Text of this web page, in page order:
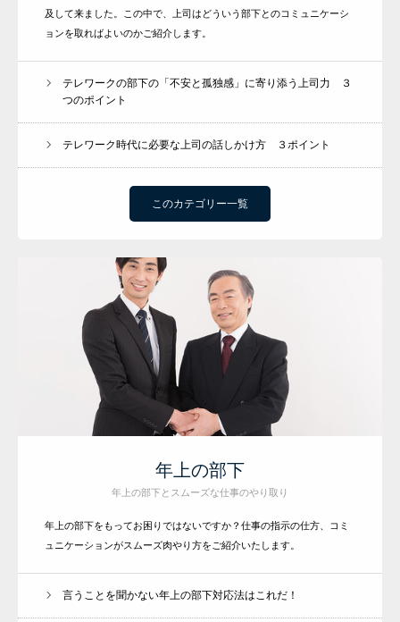
及して来ました。この中で、上司はどういう部下とのコミュニケーシ
ョンを取ればよいのかご紹介します。
テレワークの部下の「不安と孤独感」に寄り添う上司力 ３
つのポイント
テレワーク時代に必要な上司の話しかけ方 ３ポイント
このカテゴリー一覧
年上の部下
年上の部下とスムーズな仕事のやり取り
年上の部下をもってお困りではないですか？仕事の指示の仕方、コミ
ュニケーションがスムーズ肉やり方をご紹介いたします。
言うことを聞かない年上の部下対応法はこれだ！